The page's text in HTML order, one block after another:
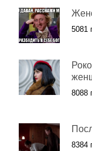
5081
8088
8384